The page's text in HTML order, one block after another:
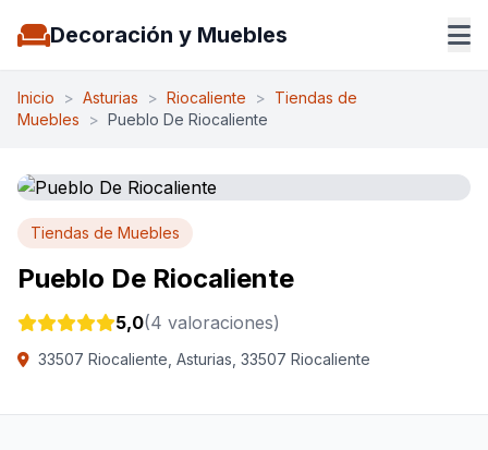
Decoración y Muebles
Inicio > Asturias > Riocaliente > Tiendas de
Muebles
> Pueblo De Riocaliente
Tiendas de Muebles
Pueblo De Riocaliente
5,0(4 valoraciones)
33507 Riocaliente, Asturias, 33507 Riocaliente